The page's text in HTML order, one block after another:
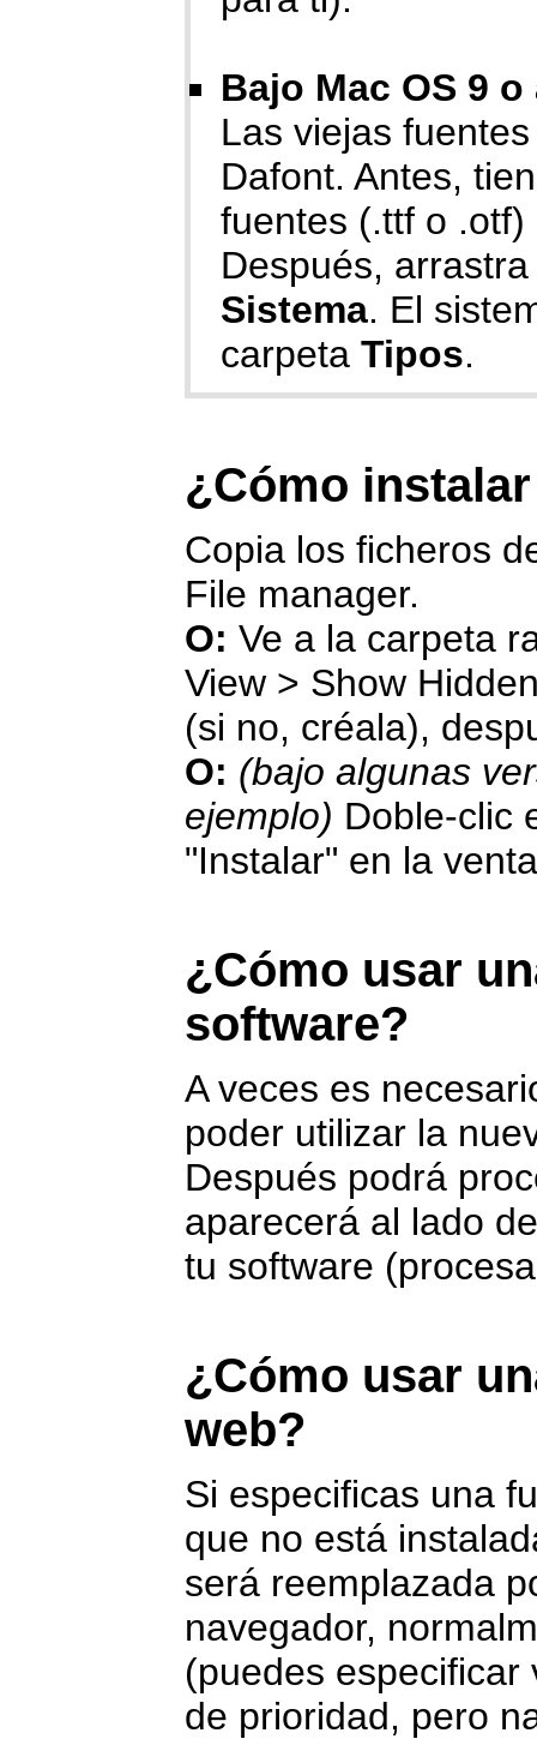
Bajo Mac OS 9
Las viejas
Dafont. Antes,
fuentes (.ttf o
Después,
Sistema. El
carpeta Tipos.
¿Cómo
Copia los ficheros
File manager.
O: Ve a la carpeta
View > Show
(si no, créala),
O: (bajo algunas
ejemplo) Doble-clic
"Instalar" en la
¿Cómo usar
software?
A veces es
poder utilizar la
Después podrá
aparecerá al lado
tu software
¿Cómo usar
web?
Si especificas una
que no está
será reemplazada
navegador,
(puedes
de prioridad, pero